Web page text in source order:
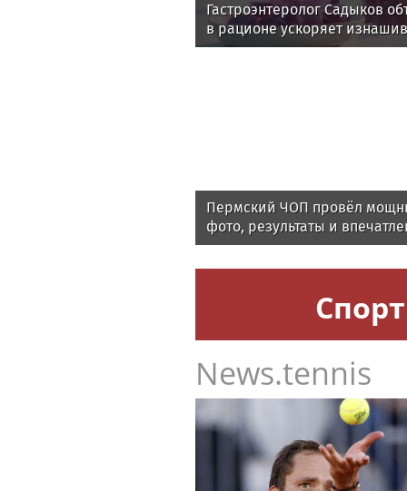
Гастроэнтеролог Садыков
в рационе ускоряет
Пермский ЧОП провёл
фото, результаты и
мероприятия
Спорт
News.tennis